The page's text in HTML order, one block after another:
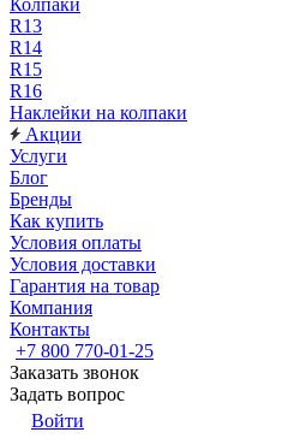
Колпаки
R13
R14
R15
R16
Наклейки на колпаки
Акции
Услуги
Блог
Бренды
Как купить
Условия оплаты
Условия доставки
Гарантия на товар
Компания
Контакты
+7 800 770-01-25
Заказать звонок
Задать вопрос
Войти